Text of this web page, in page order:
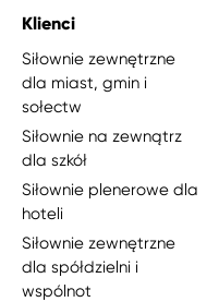
Klienci
Siłownie zewnętrzne
dla miast, gmin i
sołectw
Siłownie na zewnątrz
dla szkół
Siłownie plenerowe dla
hoteli
Siłownie zewnętrzne
dla spółdzielni i
wspólnot